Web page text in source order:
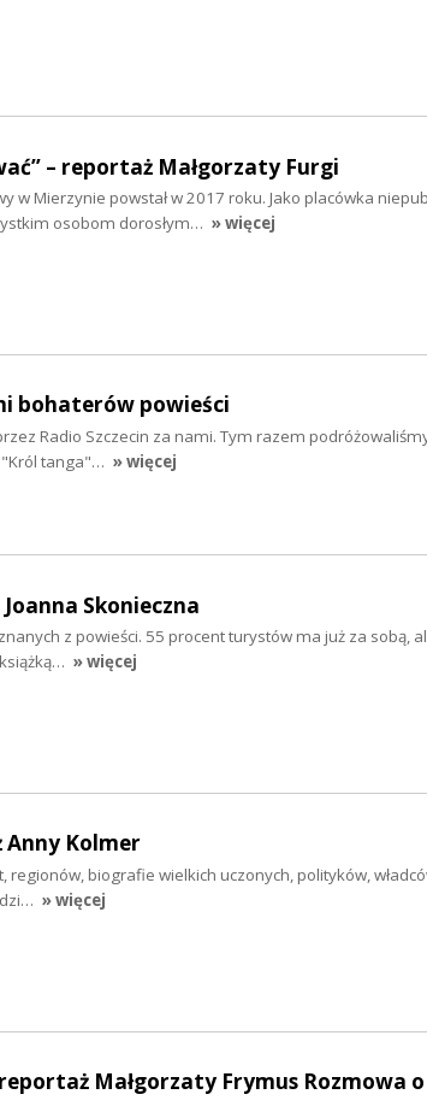
– reportaż Małgorzaty Furgi
w Mierzynie powstał w 2017 roku. Jako placówka
osobom dorosłym… » więcej
bohaterów powieści
Radio Szczecin za nami. Tym razem
"Król tanga"… » więcej
Skonieczna
z powieści. 55 procent turystów ma już za sobą,
» więcej
Kolmer
biografie wielkich uczonych, polityków,
» więcej
Małgorzaty Frymus Rozmowa